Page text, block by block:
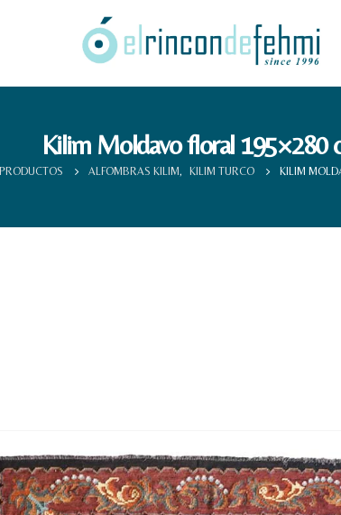
Kilim Moldavo floral 195×280
PRODUCTOS ALFOMBRAS KILIM, KILIM TURCO KILIM